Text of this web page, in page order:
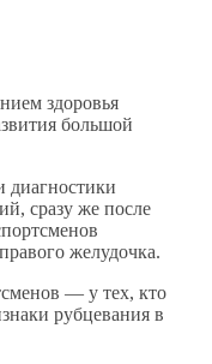
здоровья
большой
диагностики
сразу же после
желудочка.
— у тех, кто
рубцевания в